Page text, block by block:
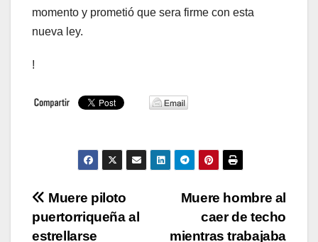
momento y prometió que sera firme con esta
nueva ley.
!
Navegación
de
Muere hombre al
caer de techo
mientras trabajaba
Muere piloto
puertorriqueña al
estrellarse